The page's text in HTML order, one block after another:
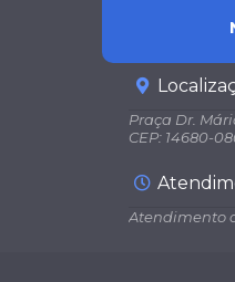
Praça Dr.
CEP: 14680-
Atendimento